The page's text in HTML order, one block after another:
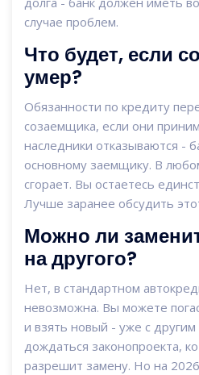
случае проблем.
Что будет, если
умер?
Обязанности по кредиту
созаемщика, если они
наследники отказываются -
основному заемщику. В
сгорает. Вы остаетесь
Лучше заранее обсудить
Можно ли
на другого?
Нет, в стандартном
невозможна. Вы можете
и взять новый - уже с
дождаться законопроекта,
разрешит замену. Но на